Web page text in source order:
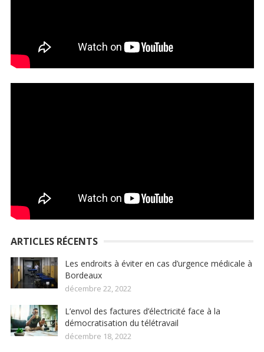
ARTICLES RÉCENTS
Les endroits à éviter en cas d’urgence médicale à
Bordeaux
décembre 22, 2022
L’envol des factures d’électricité face à la
démocratisation du télétravail
décembre 18, 2022